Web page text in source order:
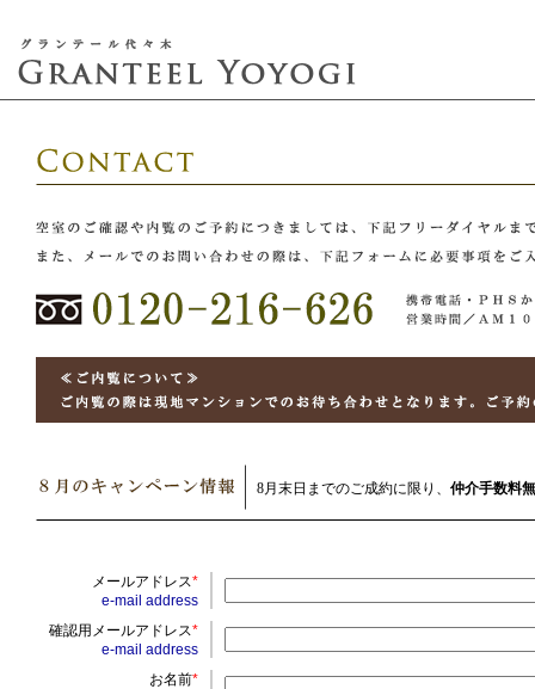
8月末日までのご成約に限り、 仲介手数料
メールアドレス*
e-mail address
確認用メールアドレス*
e-mail address
お名前*